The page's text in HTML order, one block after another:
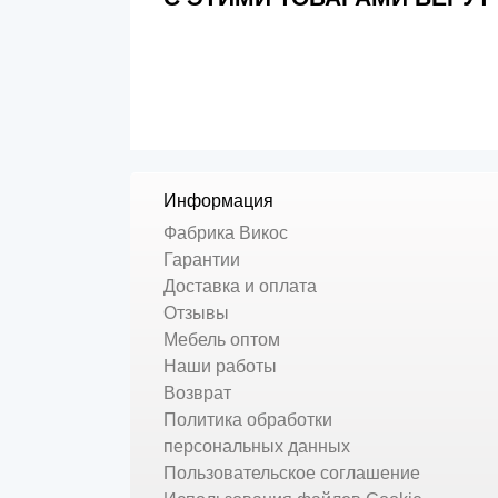
Информация
Фабрика Викос
Гарантии
Доставка и оплата
Отзывы
Мебель оптом
Наши работы
Возврат
Политика обработки
персональных данных
Пользовательское соглашение